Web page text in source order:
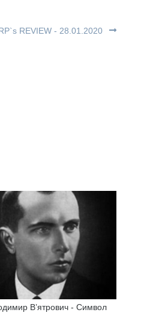
REVIEW - 28.01.2020
В’ятрович - Символ